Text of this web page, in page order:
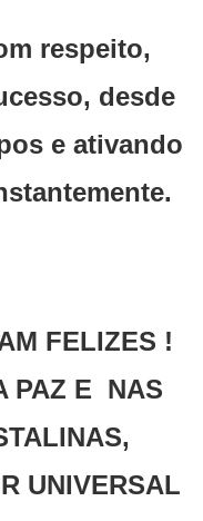
respeito,
desde
e ativando
FELIZES !
PAZ E NAS
UNIVERSAL